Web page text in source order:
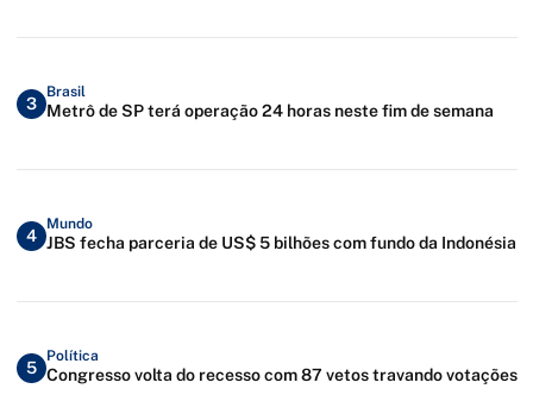
3
Brasil
Metrô de SP terá operação 24 horas neste fim de semana
4
Mundo
JBS fecha parceria de US$ 5 bilhões com fundo da Indonésia
5
Política
Congresso volta do recesso com 87 vetos travando votações